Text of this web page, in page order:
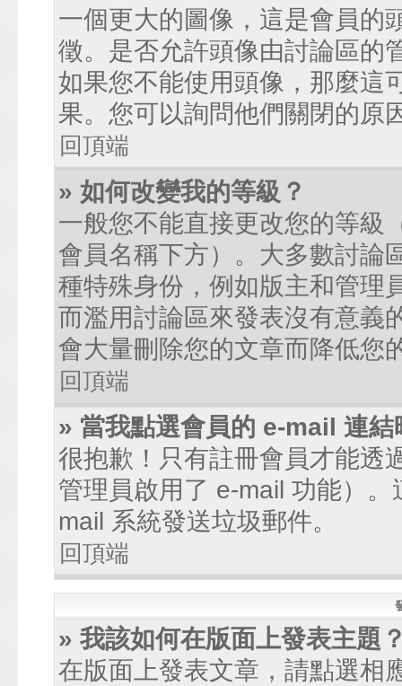
一個更大的圖像，這是會員的
徵。是否允許頭像由討論區的
如果您不能使用頭像，那麼這
果。您可以詢問他們關閉的原
回頂端
» 如何改變我的等級？
一般您不能直接更改您的等級
會員名稱下方）。大多數討論
種特殊身份，例如版主和管理
而濫用討論區來發表沒有意義
會大量刪除您的文章而降低您
回頂端
» 當我點選會員的 e-mail 連
很抱歉！只有註冊會員才能透
管理員啟用了 e-mail 功能）
mail 系統發送垃圾郵件。
回頂端
» 我該如何在版面上發表主題
在版面上發表文章，請點選相